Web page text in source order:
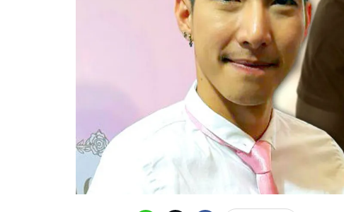
ดาวน์โหลดสนุกแอปฟรี ติดตามสนุกโซเชียลได้ที่
บริษัท อิมเมจ ฟิวเจอร์ (ประเทศไทย) จำกัด